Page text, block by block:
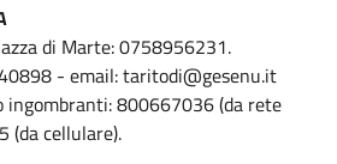
di Marte: 0758956231.
- email: taritodi@gesenu.it
800667036 (da rete
(da cellulare).